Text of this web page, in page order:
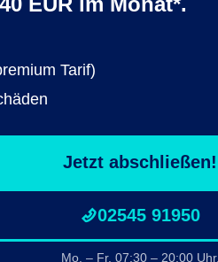
Tarif)
Jetzt abschließen!
02545 91950
Mo. – Fr. 07:30 – 20:00 Uhr.